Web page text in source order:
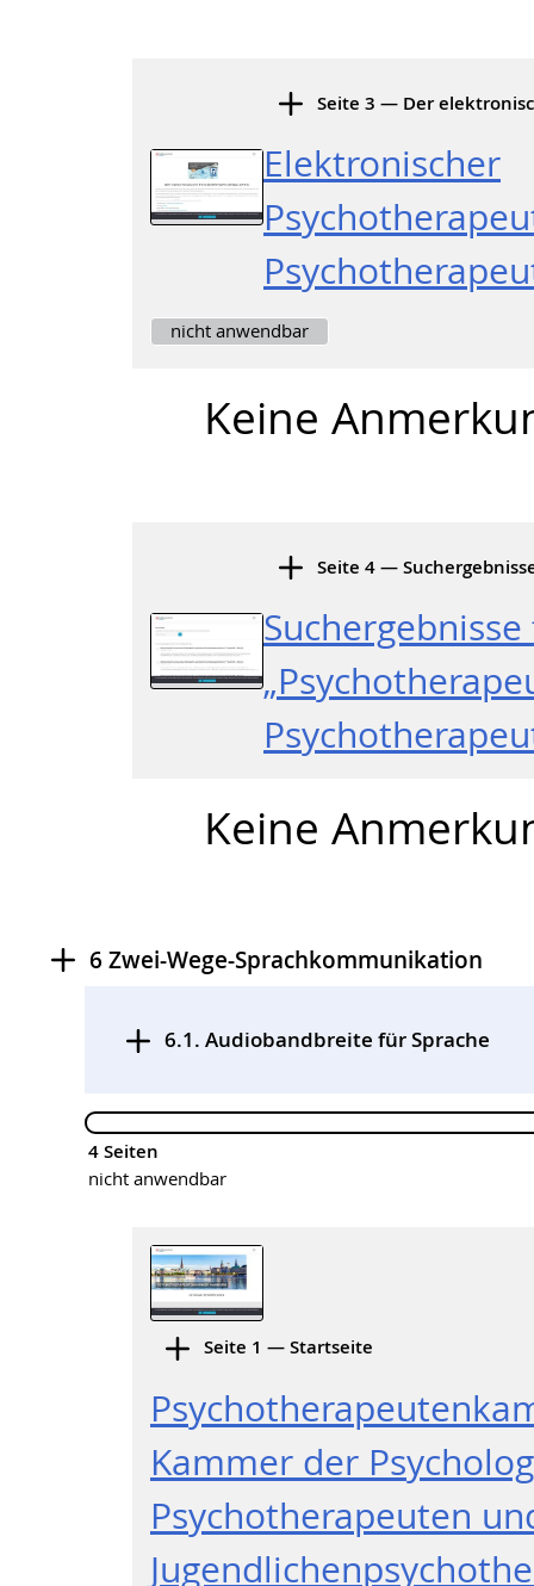
Seite 3 — Der
Elektronischer
nicht anwendbar
Keine
Seite 4 —
Keine
6 Zwei-Wege-Sprachkommunikation
6.1. Audiobandbreite für Sprache
4 Seiten
nicht anwendbar
Seite 1 — Startseite
Kammer der
Psychotherapeuten